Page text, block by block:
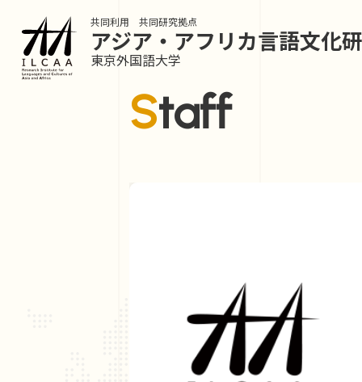
共同利用 共同研究拠点
アジア・アフリカ言語文化
東京外国語大学
Staff